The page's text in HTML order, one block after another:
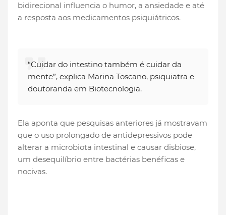
bidirecional influencia o humor, a ansiedade e até
a resposta aos medicamentos psiquiátricos.
“Cuidar do intestino também é cuidar da
mente”, explica Marina Toscano, psiquiatra e
doutoranda em Biotecnologia.
Ela aponta que pesquisas anteriores já mostravam
que o uso prolongado de antidepressivos pode
alterar a microbiota intestinal e causar disbiose,
um desequilíbrio entre bactérias benéficas e
nocivas.